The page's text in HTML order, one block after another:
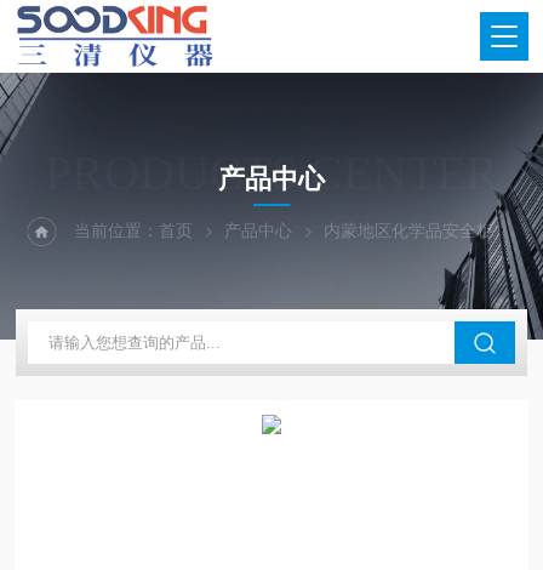
PRODUCTS CENTER
产品中心
当前位置：首页 产品中心 内蒙地区化学品安全柜